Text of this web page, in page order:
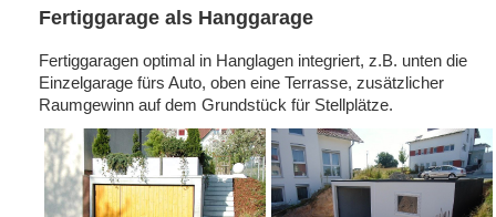
Fertiggarage als Hanggarage
Fertiggaragen optimal in Hanglagen integriert, z.B. unten die
Einzelgarage fürs Auto, oben eine Terrasse, zusätzlicher
Raumgewinn auf dem Grundstück für Stellplätze.